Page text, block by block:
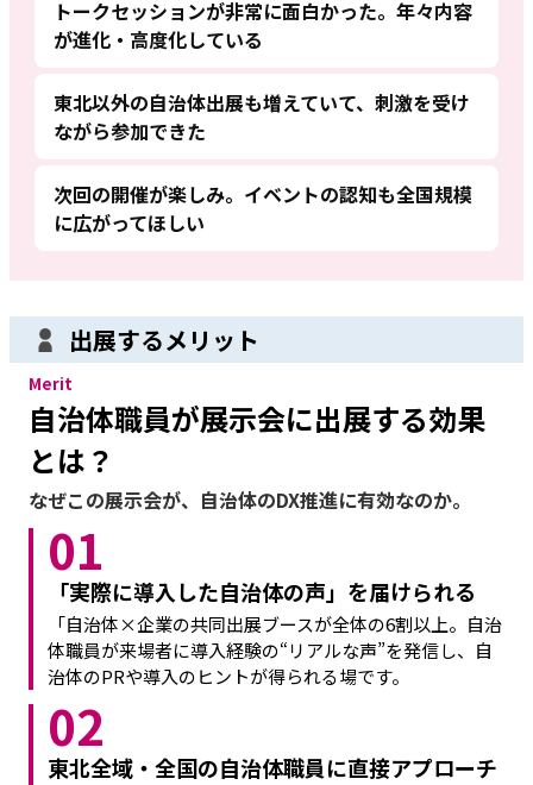
トークセッションが非常に面白かった。年々内容
が進化・高度化している
東北以外の自治体出展も増えていて、刺激を受け
ながら参加できた
次回の開催が楽しみ。イベントの認知も全国規模
に広がってほしい
出展するメリット
Merit
自治体職員が展示会に出展する効果
とは？
なぜこの展示会が、自治体のDX推進に有効なのか。
01
「実際に導入した自治体の声」を届けられる
「自治体×企業の共同出展ブースが全体の6割以上。自治
体職員が来場者に導入経験の“リアルな声”を発信し、自
治体のPRや導入のヒントが得られる場です。
02
東北全域・全国の自治体職員に直接アプローチ